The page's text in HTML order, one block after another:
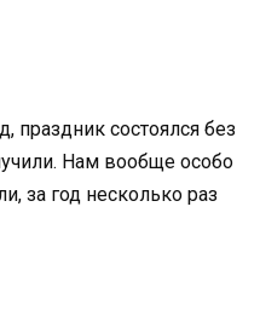
праздник состоялся без
Нам вообще особо
за год несколько раз